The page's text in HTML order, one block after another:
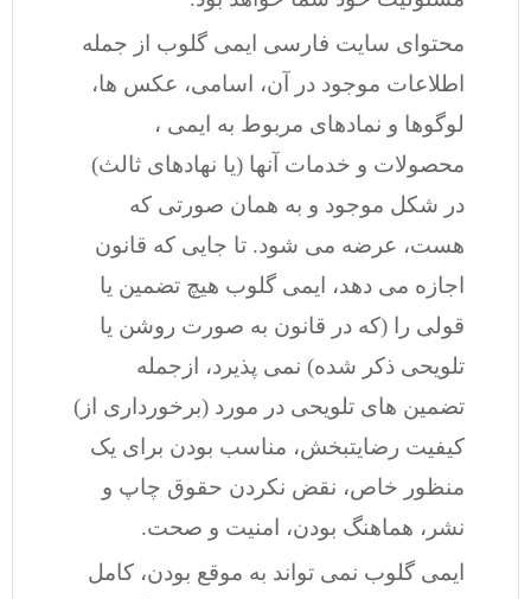
محتوای سایت فارسی ایمی گلوب از جمله
اطلاعات موجود در آن، اسامی، عکس ها،
لوگوها و نمادهای مربوط به ایمی ،
محصولات و خدمات آنها (یا نهادهای ثالث)
در شکل موجود و به همان صورتی که
هست، عرضه می شود. تا جایی که قانون
اجازه می دهد، ایمی گلوب هیچ تضمین یا
قولی را (که در قانون به صورت روشن یا
تلویحی ذکر شده) نمی پذیرد، ازجمله
تضمین های تلویحی در مورد (برخورداری از)
کیفیت رضایتبخش، مناسب بودن برای یک
منظور خاص، نقض نکردن حقوق چاپ و
نشر، هماهنگ بودن، امنیت و صحت.
ایمی گلوب نمی تواند به موقع بودن، کامل